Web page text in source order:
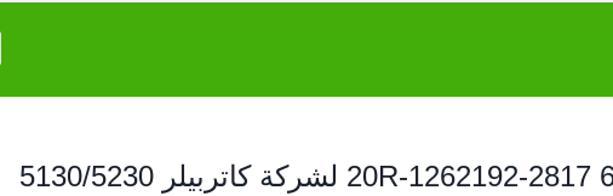
حاقن محرك الديزل 392-0226392-6214 20R-1262192-2817 لشركة كاتربيلر 5130/5230